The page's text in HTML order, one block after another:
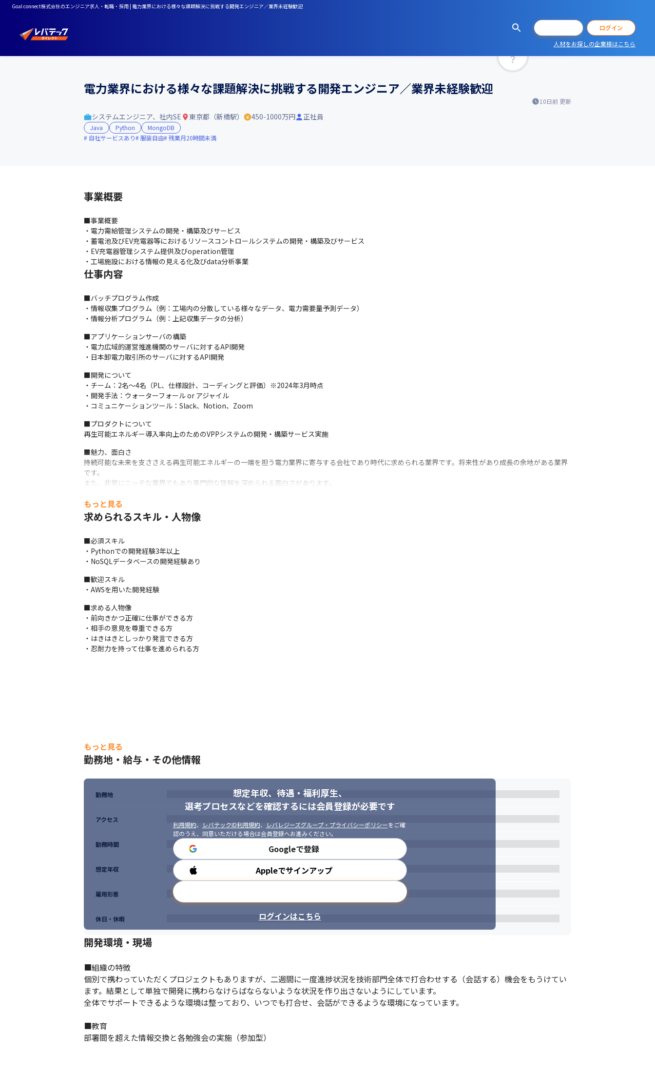
Goal connect株式会社のエンジニア求人・転職・採用 | 電力業界における様々な課題解決に挑戦する開発エンジニア／業界未経験歓迎
ログイン
人材をお探しの企業様はこちら
電力業界における様々な課題解決に挑戦する開発エンジニア／業界未経験歓迎
10日前 更新
システムエンジニア、社内SE 東京都（新橋駅） 450-1000万円 正社員
Java Python
MongoDB
自社サービスあり
服装自由 残業月20時間未満
事業概要
■事業概要
・電力需給管理システムの開発・構築及びサービス
・蓄電池及びEV充電器等におけるリソースコントロールシステムの開発・構築及びサービス
・EV充電器管理システム提供及びoperation管理
・工場施設における情報の見える化及びdata分析事業
仕事内容
■バッチプログラム作成
・情報収集プログラム（例：工場内の分散している様々なデータ、電力需要量予測データ）
・情報分析プログラム（例：上記収集データの分析）
■アプリケーションサーバの構築
・電力広域的運営推進機関のサーバに対するAPI開発
・日本卸電力取引所のサーバに対するAPI開発
■開発について
・チーム：2名～4名（PL、仕様設計、コーディングと評価）※2024年3月時点
・開発手法：ウォーターフォール or アジャイル
・コミュニケーションツール：Slack、Notion、Zoom
■プロダクトについて
再生可能エネルギー導入率向上のためのVPPシステムの開発・構築サービス実施
■魅力、面白さ
持続可能な未来を支ささえる再生可能エネルギーの一端を担う電力業界に寄与する会社であり時代に求められる業界です。将来性があり成長の余地がある業界
です。
また、非常にニッチな業界でもあり専門的な理解を深められる面白さがあります。
もっと見る
求められるスキル・人物像
■必須スキル
・Pythonでの開発経験3年以上
・NoSQLデータベースの開発経験あり
■歓迎スキル
・AWSを用いた開発経験
■求める人物像
・前向きかつ正確に仕事ができる方
・相手の意見を尊重できる方
・はきはきとしっかり発言できる方
・忍耐力を持って仕事を進められる方
もっと見る
勤務地・給与・その他情報
想定年収、待遇・福利厚生、
選考プロセスなどを確認するには会員登録が必要です
利用規約、 レバテックID利用規約、 レバレジーズグループ・プライバシーポリシーをご確
認のうえ、同意いただける場合は会員登録へお進みください。
Googleで登録
Appleでサインアップ
ログインはこちら
勤務地
アクセス
勤務時間
想定年収
雇用形態
休日・休暇
開発環境・現場
■組織の特徴
個別で携わっていただくプロジェクトもありますが、二週間に一度進捗状況を技術部門全体で打合わせする（会話する）機会をもうけてい
ます。結果として単独で開発に携わらなけらばならないような状況を作り出さないようにしています。
全体でサポートできるような環境は整っており、いつでも打合せ、会話ができるような環境になっています。
■教育
部署間を超えた情報交換と各勉強会の実施（参加型）